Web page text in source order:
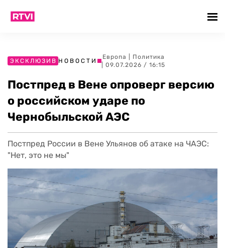
ЭКСКЛЮЗИВ НОВОСТИ
Европа
Политика
| 09.07.2026 / 16:15
Постпред в Вене опроверг версию
о российском ударе по
Чернобыльской АЭС
Постпред России в Вене Ульянов об атаке на ЧАЭС:
"Нет, это не мы"